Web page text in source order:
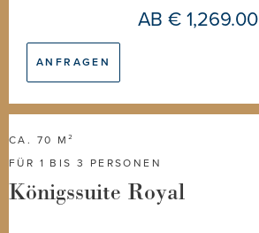
AB € 1,269.00
ANFRAGEN
Königssuite Royal
CA. 70 M²
FÜR 1 BIS 3 PERSONEN